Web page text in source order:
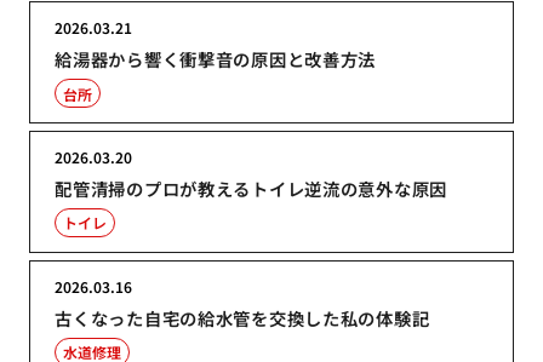
給湯器から響く衝撃音の原因と改善方法
2026.03.21
台所
配管清掃のプロが教えるトイレ逆流の意外な原因
2026.03.20
トイレ
古くなった自宅の給水管を交換した私の体験記
2026.03.16
水道修理